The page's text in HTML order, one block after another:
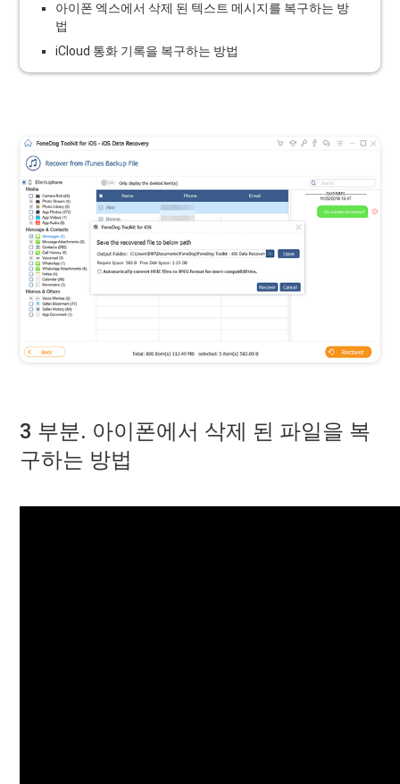
아이폰 엑스에서 삭제 된 텍스트 메시지를 복구하는 방
법
iCloud 통화 기록을 복구하는 방법
3 부분. 아이폰에서 삭제 된 파일을 복
구하는 방법